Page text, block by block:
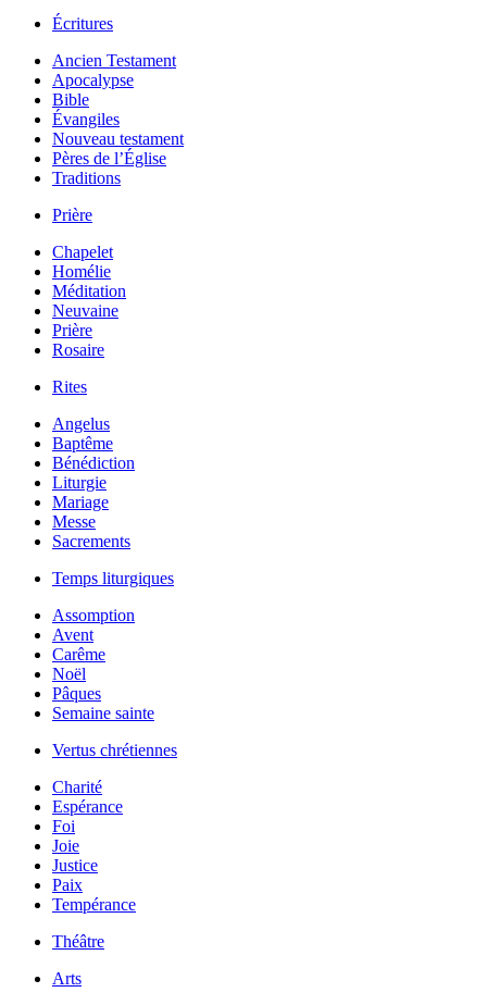
Écritures
Ancien Testament
Apocalypse
Bible
Évangiles
Nouveau testament
Pères de l’Église
Traditions
Prière
Chapelet
Homélie
Méditation
Neuvaine
Prière
Rosaire
Rites
Angelus
Baptême
Bénédiction
Liturgie
Mariage
Messe
Sacrements
Temps liturgiques
Assomption
Avent
Carême
Noël
Pâques
Semaine sainte
Vertus chrétiennes
Charité
Espérance
Foi
Joie
Justice
Paix
Tempérance
Théâtre
Arts